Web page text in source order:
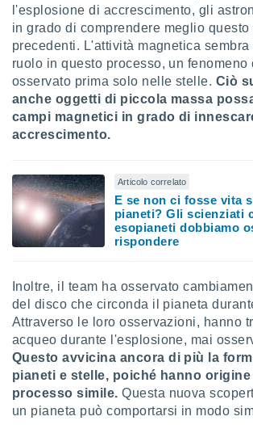
l'esplosione di accrescimento, gli
in grado di comprendere meglio questo
precedenti. L'attività magnetica
ruolo in questo processo, un fenomeno
osservato prima solo nelle stelle. Ciò
anche oggetti di piccola massa
campi magnetici in grado di
accrescimento.
Articolo correlato
E se non ci fosse vita
pianeti? Gli scienziati
esopianeti dobbiamo
rispondere
Inoltre, il team ha osservato
del disco che circonda il pianeta
Attraverso le loro osservazioni, hanno
acqueo durante l'esplosione, mai
Questo avvicina ancora di più la
pianeti e stelle, poiché hanno origine
processo simile.Questa nuova
un pianeta può comportarsi in modo